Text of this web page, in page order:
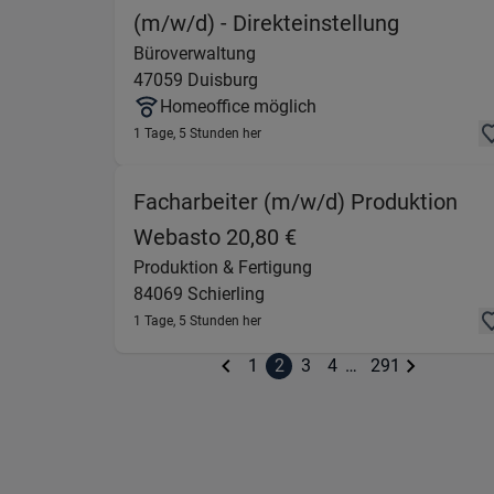
(m/w/d) - Direkteinstellung
Büroverwaltung
47059 Duisburg
Homeoffice möglich
1 Tage, 5 Stunden her
Facharbeiter (m/w/d) Produktion
Webasto 20,80 €
Produktion & Fertigung
84069 Schierling
1 Tage, 5 Stunden her
1 2 3 4 … 291